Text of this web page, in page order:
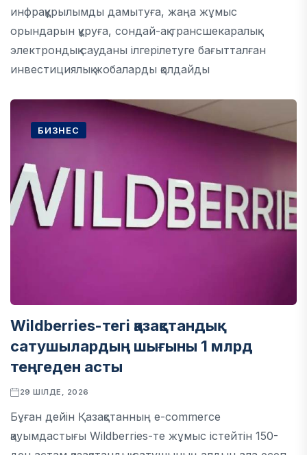
инфрақұрылымды дамытуға, жаңа жұмыс
орындарын құруға, сондай-ақ трансшекаралық
электрондық сауданы ілгерілетуге бағытталған
инвестициялық жобаларды қолдайды
БИЗНЕС
Wildberries-тегі қазақстандық
сатушылардың шығыны 1 млрд
теңгеден асты
29 ШІЛДЕ, 2026
Бұған дейін Қазақстанның e-commerce
қауымдастығы Wildberries-те жұмыс істейтін 150-